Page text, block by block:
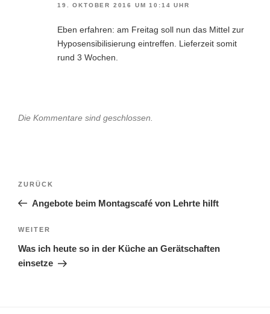
19. OKTOBER 2016 UM 10:14 UHR
Eben erfahren: am Freitag soll nun das Mittel zur
Hyposensibilisierung eintreffen. Lieferzeit somit
rund 3 Wochen.
Die Kommentare sind geschlossen.
Beitragsnavigation
Vorheriger
Beitrag
ZURÜCK
Angebote beim Montagscafé von Lehrte hilft
Nächster
Beitrag
WEITER
Was ich heute so in der Küche an Gerätschaften
einsetze